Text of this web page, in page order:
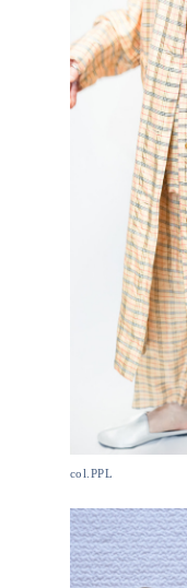
col.PPL